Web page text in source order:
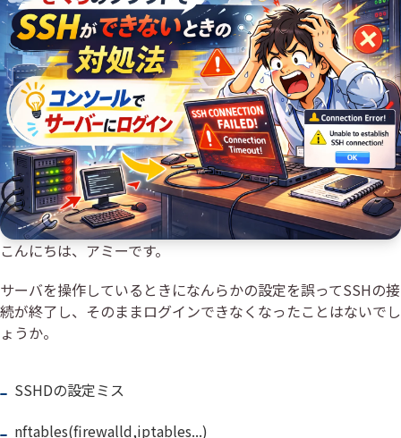
こんにちは、アミーです。
サーバを操作しているときになんらかの設定を誤ってSSHの接
続が終了し、そのままログインできなくなったことはないでし
ょうか。
SSHDの設定ミス
nftables(firewalld,iptables...)